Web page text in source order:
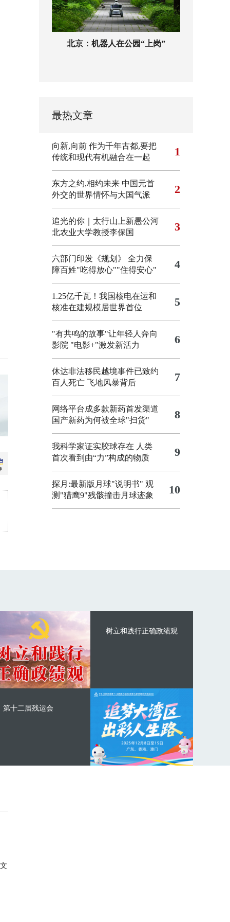
北京：机器人在公园“上岗”
最热文章
向新,向前 作为千年古都,要把
传统和现代有机融合在一起
1
东方之约,相约未来 中国元首
外交的世界情怀与大国气派
2
追光的你｜太行山上新愚公河
北农业大学教授李保国
3
六部门印发《规划》 全力保
障百姓"吃得放心""住得安心"
4
1.25亿千瓦！我国核电在运和
核准在建规模居世界首位
5
"有共鸣的故事"让年轻人奔向
影院 "电影+"激发新活力 6
休达非法移民越境事件已致约
百人死亡 飞地风暴背后 7
网络平台成多款新药首发渠道
国产新药为何被全球"扫货"
8
我科学家证实胶球存在 人类
首次看到由“力”构成的物质
9
探月:最新版月球"说明书" 观
测"猎鹰9"残骸撞击月球迹象
10
树立和践行正确政绩观
第十二届残运会